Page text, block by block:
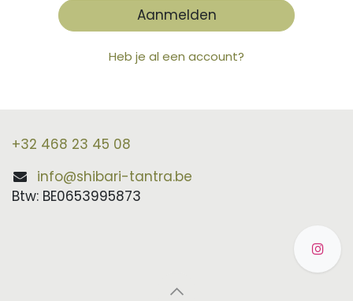
Aanmelden
Heb je al een account?
+32 468 23 45 08
info@shibari-tantra.be
Btw: BE0653995873